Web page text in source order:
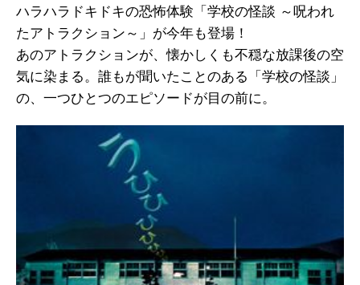
ハラハラドキドキの恐怖体験「学校の怪談 ～呪われ
たアトラクション～」が今年も登場！
あのアトラクションが、懐かしくも不穏な放課後の空
気に染まる。誰もが聞いたことのある「学校の怪談」
の、一つひとつのエピソードが目の前に。